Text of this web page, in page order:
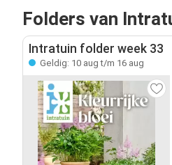
Folders van
Intratuin folder week 33
Geldig: 10 aug t/m 16 aug